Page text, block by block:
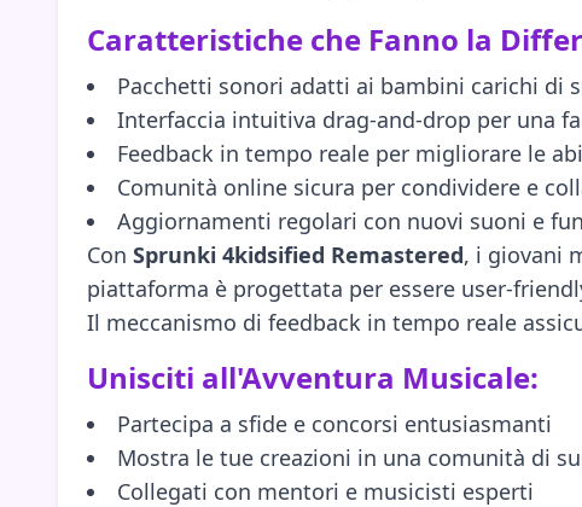
Caratteristiche che Fanno la
Pacchetti sonori adatti ai bambini carichi di
Interfaccia intuitiva drag-and-drop per una
Feedback in tempo reale per migliorare le
Comunità online sicura per condividere e
Aggiornamenti regolari con nuovi suoni e
Con Sprunki 4kidsified Remastered, i giovani
piattaforma è progettata per essere user-
Il meccanismo di feedback in tempo reale
Unisciti all'Avventura Musicale:
Partecipa a sfide e concorsi entusiasmanti
Mostra le tue creazioni in una comunità di
Collegati con mentori e musicisti esperti